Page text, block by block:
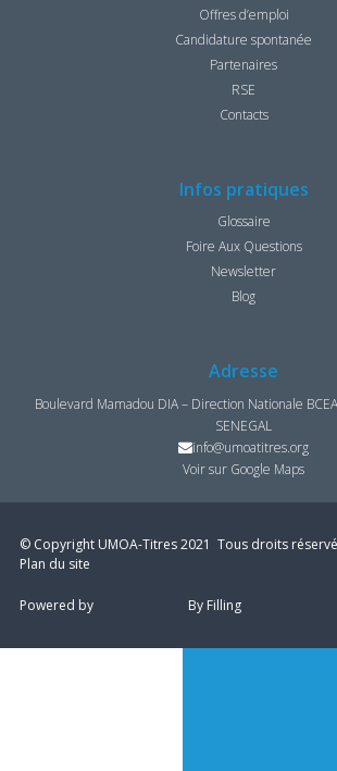
Offres d’emploi
Candidature spontanée
Partenaires
RSE
Contacts
Infos pratiques
Glossaire
Foire Aux Questions
Newsletter
Blog
Adresse
Boulevard Mamadou DIA – Direction Nationale
SENEGAL
info@umoatitres.org
Voir sur Google Maps
© Copyright UMOA­-Titres 2021 ­ Tous droits
Plan du site
Powered by By Filling